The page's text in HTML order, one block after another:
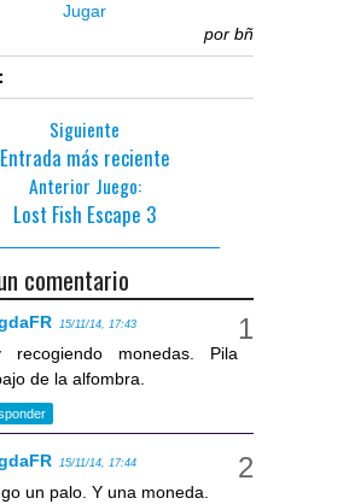
Jugar
por bñ
Siguiente
Entrada más reciente
Anterior Juego:
Lost Fish Escape 3
comentario
15/11/14, 17:43
recogiendo monedas. Pila
de la alfombra.
15/11/14, 17:44
un palo. Y una moneda.